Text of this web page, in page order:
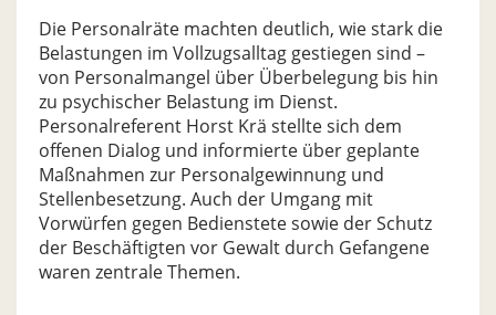
Die Personalräte machten deutlich, wie stark die
Belastungen im Vollzugsalltag gestiegen sind –
von Personalmangel über Überbelegung bis hin
zu psychischer Belastung im Dienst.
Personalreferent Horst Krä stellte sich dem
offenen Dialog und informierte über geplante
Maßnahmen zur Personalgewinnung und
Stellenbesetzung. Auch der Umgang mit
Vorwürfen gegen Bedienstete sowie der Schutz
der Beschäftigten vor Gewalt durch Gefangene
waren zentrale Themen.